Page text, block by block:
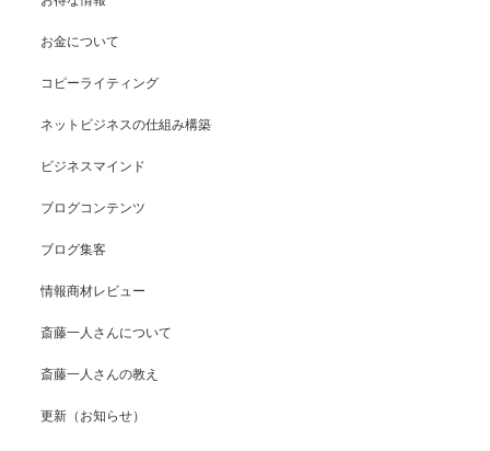
お金について
コピーライティング
ネットビジネスの仕組み構築
ビジネスマインド
ブログコンテンツ
ブログ集客
情報商材レビュー
斎藤一人さんについて
斎藤一人さんの教え
更新（お知らせ）